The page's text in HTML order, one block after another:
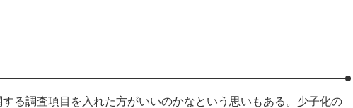
する調査項目を入れた方がいいのかなという思いもある。少子化の